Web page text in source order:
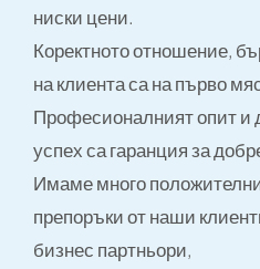
ниски цени.
Коректното отношение,
на клиента са на първо
Професионалният опит и
успех са гаранция за
Имаме много
препоръки от наши
бизнес партньори,